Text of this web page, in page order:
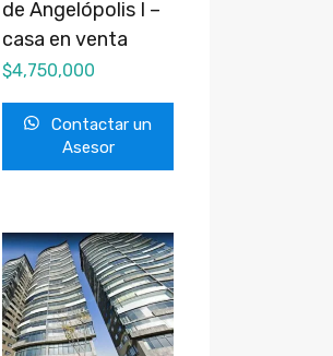
de Angelópolis I –
casa en venta
$4,750,000
Contactar un
Asesor